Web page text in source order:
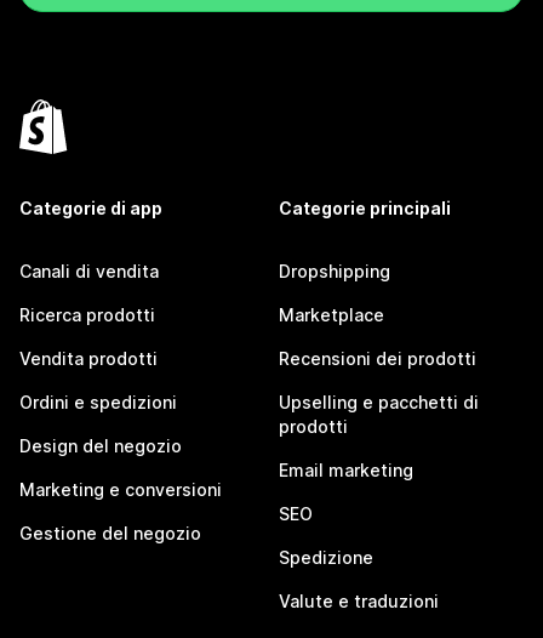
Categorie di app
Canali di vendita
Ricerca prodotti
Vendita prodotti
Ordini e spedizioni
Design del negozio
Marketing e conversioni
Gestione del negozio
Categorie principali
Dropshipping
Marketplace
Recensioni dei prodotti
Upselling e pacchetti di
prodotti
Email marketing
SEO
Spedizione
Valute e traduzioni